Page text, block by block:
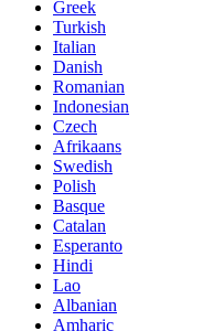
Greek
Turkish
Italian
Danish
Romanian
Indonesian
Czech
Afrikaans
Swedish
Polish
Basque
Catalan
Esperanto
Hindi
Lao
Albanian
Amharic